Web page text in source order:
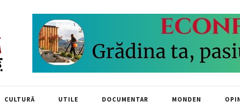
CULTURĂ UTILE DOCUMENTAR MONDEN